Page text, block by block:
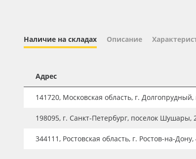
Новинки ассортимента
Плёнка монтажная Oratape
ПЭТ листовой
ПЭТ бэклит
Наличие на складах Описание
Адрес
141720, Московская область, г.
198095, г. Санкт-Петербург, поселок Шушары,
344111, Ростовская область, г. Ростов-на-